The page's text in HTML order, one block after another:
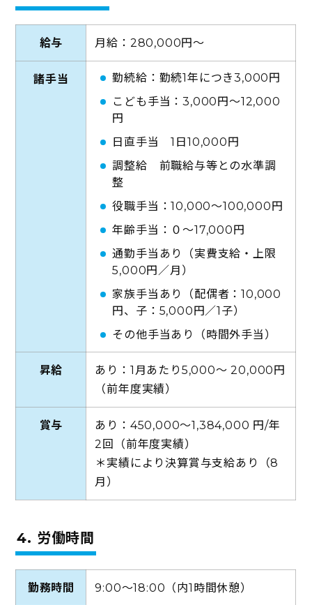
給与 月給：280,000円～
諸手当
勤続給：勤続1年につき3,000円
こども手当：3,000円〜12,000
円
日直手当 1日10,000円
調整給 前職給与等との水準調
整
役職手当：10,000〜100,000円
年齢手当：０〜17,000円
通勤手当あり（実費支給・上限
5,000円／月）
家族手当あり（配偶者：10,000
円、子：5,000円／1子）
その他手当あり（時間外手当）
昇給
あり：1月あたり5,000〜 20,000円
（前年度実績）
賞与
あり：450,000〜1,384,000 円/年
2回（前年度実績）
＊実績により決算賞与支給あり（8
月）
4. 労働時間
勤務時間 9:00～18:00（内1時間休憩）